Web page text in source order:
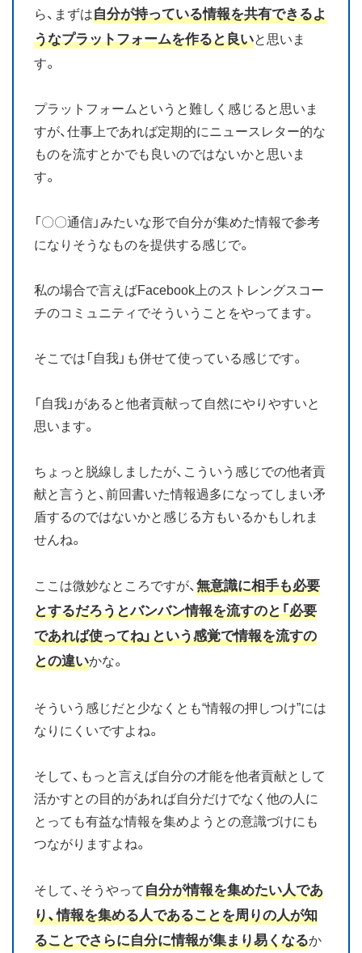
ら、まずは自分が持っている情報を共有できるよ
うなプラットフォームを作ると良いと思いま
す。
プラットフォームというと難しく感じると思いま
すが、仕事上であれば定期的にニュースレター的な
ものを流すとかでも良いのではないかと思いま
す。
「〇〇通信」みたいな形で自分が集めた情報で参考
になりそうなものを提供する感じで。
私の場合で言えばFacebook上のストレングスコー
チのコミュニティでそういうことをやってます。
そこでは「自我」も併せて使っている感じです。
「自我」があると他者貢献って自然にやりやすいと
思います。
ちょっと脱線しましたが、こういう感じでの他者貢
献と言うと、前回書いた情報過多になってしまい矛
盾するのではないかと感じる方もいるかもしれま
せんね。
ここは微妙なところですが、無意識に相手も必要
とするだろうとバンバン情報を流すのと「必要
であれば使ってね」という感覚で情報を流すの
との違いかな。
そういう感じだと少なくとも“情報の押しつけ”には
なりにくいですよね。
そして、もっと言えば自分の才能を他者貢献として
活かすとの目的があれば自分だけでなく他の人に
とっても有益な情報を集めようとの意識づけにも
つながりますよね。
そして、そうやって自分が情報を集めたい人であ
り、情報を集める人であることを周りの人が知
ることでさらに自分に情報が集まり易くなるか